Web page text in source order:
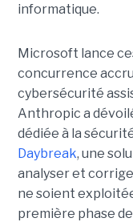
informatique.
Microsoft lance
concurrence
cybersécurité
Anthropic a
dédiée à la
Daybreak, une
analyser et
ne soient
première phase